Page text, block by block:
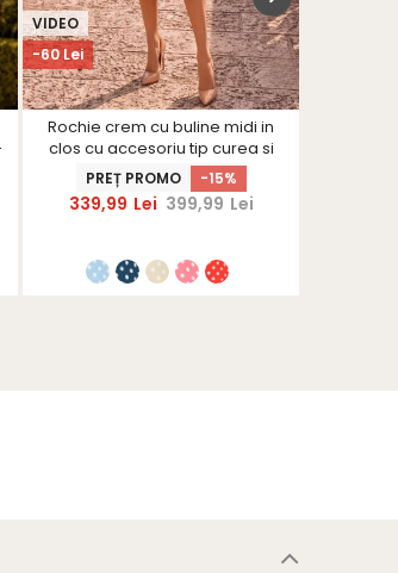
-60 Lei
VIDEO
Rochie crem cu buline midi in
clos cu accesoriu tip curea si
buzunare - StarShinerS
PREȚ PROMO -15%
339,99 Lei 399,99 Lei